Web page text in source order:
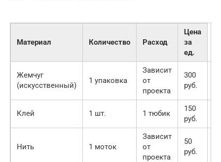
Материал Количество Расход
Цена
за
ед.
Жемчуг
(искусственный)
1 упаковка
Зависит
от
проекта
300
руб.
Клей 1 шт. 1 тюбик
150
руб.
Нить 1 моток
Зависит
от
проекта
50
руб.